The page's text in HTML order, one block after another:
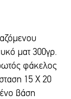
ματ 300γρ.
φάκελος
15 Χ 20
βάση